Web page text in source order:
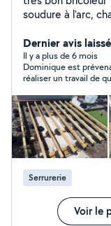
soudure à l'arc,
Dernier avis
Il y a plus de 6 mois
Dominique est
réaliser un travail de
Serrurerie
Voir le